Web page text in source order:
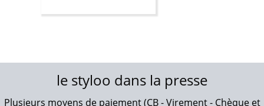
le styloo dans la presse
Plusieurs moyens de paiement (CB - Virement - Chèque et